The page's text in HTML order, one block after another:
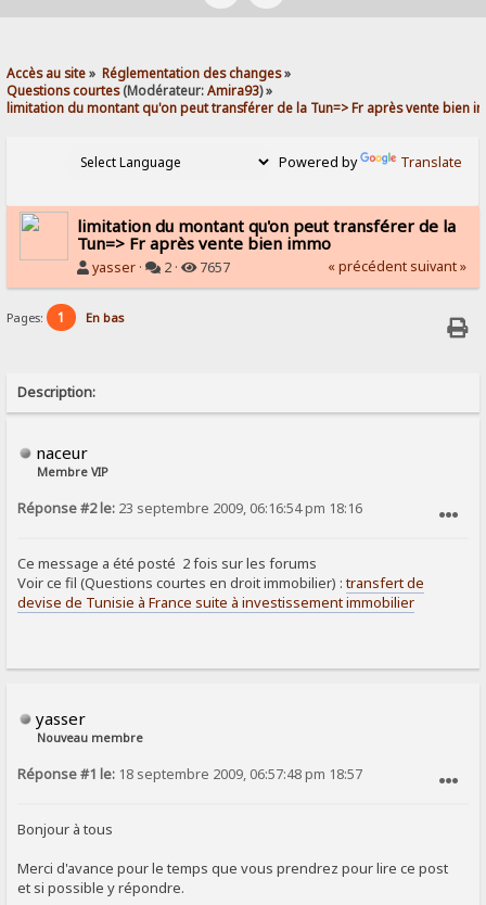
Accès au site» Réglementation des changes»
Questions courtes(Modérateur:Amira93) »
limitation du montant qu'on peut transférer de la Tun=> Fr après vente bien
Powered by Translate
limitation du montant qu'on peut transférer de la
Tun=> Fr après vente bien immo
yasser · 2 · 7657 « précédent suivant »
Pages: 1 En bas
Description:
naceur
Membre VIP
Réponse #2 le: 23 septembre 2009, 06:16:54 pm 18:16
Ce message a été posté 2 fois sur les forums
Voir ce fil (Questions courtes en droit immobilier) :transfert de
devise de Tunisie à France suite à investissement immobilier
yasser
Nouveau membre
Réponse #1 le: 18 septembre 2009, 06:57:48 pm 18:57
Bonjour à tous
Merci d'avance pour le temps que vous prendrez pour lire ce post
et si possible y répondre.